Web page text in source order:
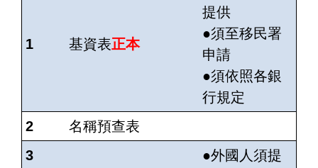
1 基資表正本
提供
●須至移民署
申請
●須依照各銀
行規定
2
名稱預查表
3
●外國人 須提